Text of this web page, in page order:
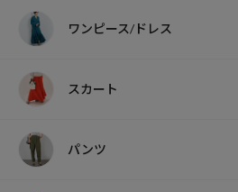
ワンピース/ドレス
スカート
パンツ